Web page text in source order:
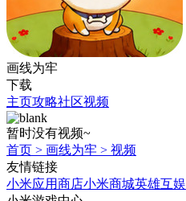
画线为牢
下载
主页攻略社区视频
暂时没有视频~
首页 > 画线为牢 > 视频
友情链接
小米应用商店小米商城英雄互娱